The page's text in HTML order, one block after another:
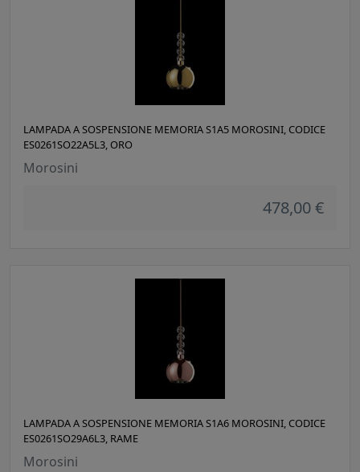
LAMPADA A SOSPENSIONE MEMORIA S1A5 MOROSINI, CODICE
ES0261SO22A5L3, ORO
Morosini
478,00 €
LAMPADA A SOSPENSIONE MEMORIA S1A6 MOROSINI, CODICE
ES0261SO29A6L3, RAME
Morosini